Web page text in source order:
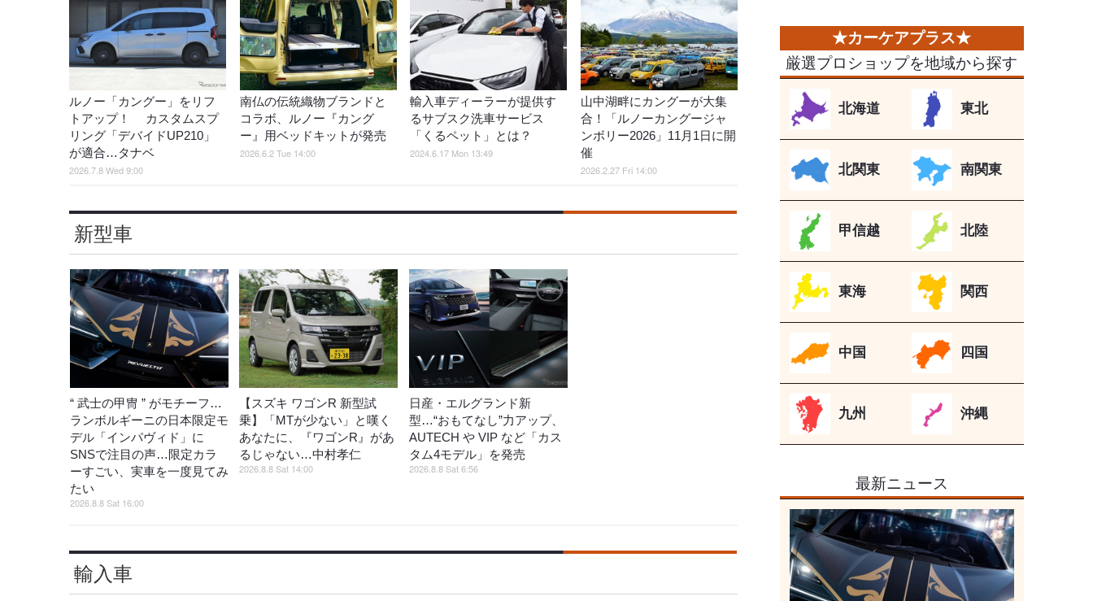
ルノー「カングー」をリフ
トアップ！ カスタムスプ
リング「デバイドUP210」
が適合…タナベ
2026.7.8 Wed 9:00
南仏の伝統織物ブランドと
コラボ、ルノー『カング
ー』用ベッドキットが発売
2026.6.2 Tue 14:00
輸入車ディーラーが提供す
るサブスク洗車サービス
「くるペット」とは？
2024.6.17 Mon 13:49
山中湖畔にカングーが大集
合！「ルノーカングージャ
ンボリー2026」11月1日に開
催
2026.2.27 Fri 14:00
新型車
“ 武士の甲冑 ” がモチーフ…
ランボルギーニの日本限定モ
デル「インパヴィド」に
SNSで注目の声…限定カラ
ーすごい、実車を一度見てみ
たい
2026.8.8 Sat 16:00
【スズキ ワゴンR 新型試
乗】「MTが少ない」と嘆く
あなたに、『ワゴンR』があ
るじゃない…中村孝仁
2026.8.8 Sat 14:00
日産・エルグランド新
型…“おもてなし”力アップ、
AUTECH や VIP など「カス
タム4モデル」を発売
2026.8.8 Sat 6:56
輸入車
厳選プロショップを地域から探す
北海道 東北
北関東 南関東
甲信越 北陸
東海 関西
中国 四国
九州 沖縄
最新ニュース